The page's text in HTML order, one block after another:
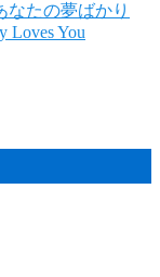
なたの夢ばかり
Loves You